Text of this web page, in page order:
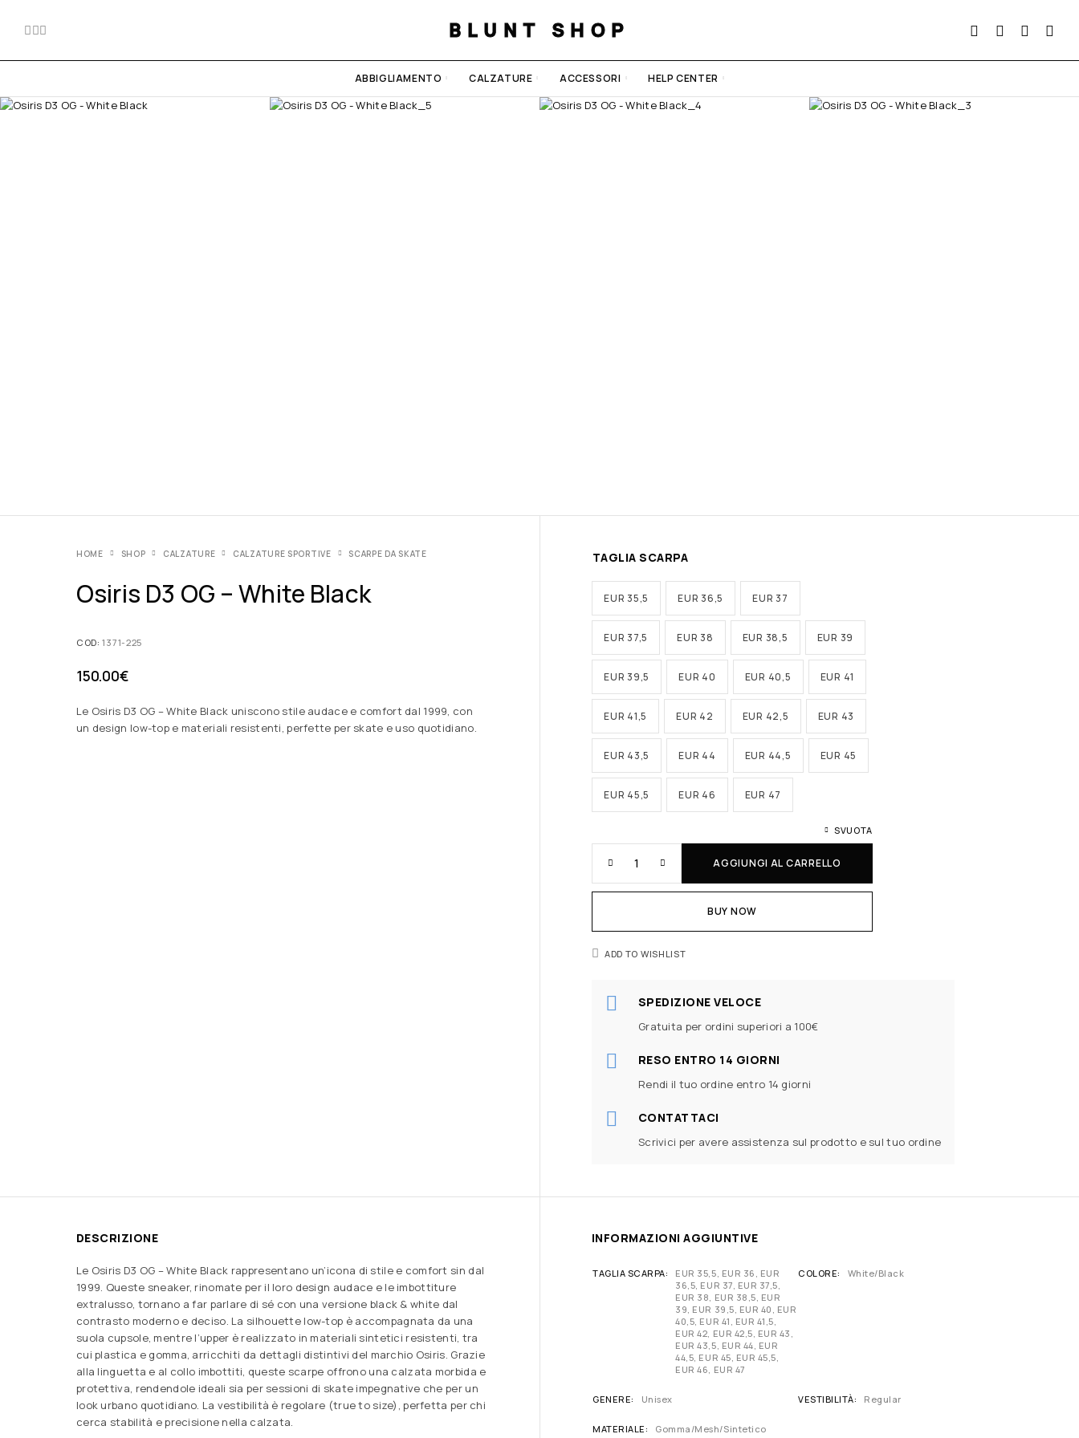
BLUNT SHOP
ABBIGLIAMENTO CALZATURE ACCESSORI HELP CENTER
HOME SHOP CALZATURE CALZATURE SPORTIVE SCARPE DA SKATE
Osiris D3 OG – White Black
COD:1371-225
150.00€
Le Osiris D3 OG – White Black uniscono stile audace e comfort dal 1999, con
un design low-top e materiali resistenti, perfette per skate e uso quotidiano.
TAGLIA SCARPA
EUR 35,5 EUR 36,5 EUR 37
EUR 37,5 EUR 38 EUR 38,5 EUR 39
EUR 39,5 EUR 40 EUR 40,5 EUR 41
EUR 41,5 EUR 42 EUR 42,5 EUR 43
EUR 43,5 EUR 44 EUR 44,5 EUR 45
EUR 45,5 EUR 46 EUR 47
SVUOTA
AGGIUNGI AL CARRELLO
BUY NOW
ADD TO WISHLIST
SPEDIZIONE VELOCE
Gratuita per ordini superiori a 100€
RESO ENTRO 14 GIORNI
Rendi il tuo ordine entro 14 giorni
CONTATTACI
Scrivici per avere assistenza sul prodotto e sul tuo ordine
DESCRIZIONE
Le Osiris D3 OG – White Black rappresentano un’icona di stile e comfort sin dal
1999. Queste sneaker, rinomate per il loro design audace e le imbottiture
extralusso, tornano a far parlare di sé con una versione black & white dal
contrasto moderno e deciso. La silhouette low-top è accompagnata da una
suola cupsole, mentre l’upper è realizzato in materiali sintetici resistenti, tra
cui plastica e gomma, arricchiti da dettagli distintivi del marchio Osiris. Grazie
alla linguetta e al collo imbottiti, queste scarpe offrono una calzata morbida e
protettiva, rendendole ideali sia per sessioni di skate impegnative che per un
look urbano quotidiano. La vestibilità è regolare (true to size), perfetta per chi
cerca stabilità e precisione nella calzata.
INFORMAZIONI AGGIUNTIVE
TAGLIA SCARPA
EUR 35,5, EUR 36, EUR
36,5, EUR 37, EUR 37,5,
EUR 38, EUR 38,5, EUR
39, EUR 39,5, EUR 40, EUR
40,5, EUR 41, EUR 41,5,
EUR 42, EUR 42,5, EUR 43,
EUR 43,5, EUR 44, EUR
44,5, EUR 45, EUR 45,5,
EUR 46, EUR 47
COLORE White/Black
GENERE Unisex VESTIBILITÀ Regular
MATERIALE Gomma/Mesh/Sintetico